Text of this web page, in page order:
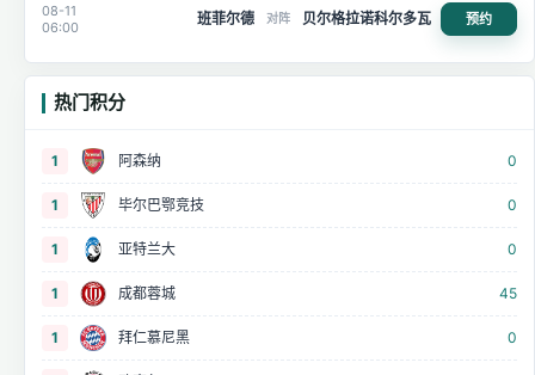
08-11
06:00
班菲尔德 对阵 贝尔格拉诺科尔多瓦 预约
热门积分
1 阿森纳 0
1 毕尔巴鄂竞技 0
1 亚特兰大 0
1 成都蓉城 45
1 拜仁慕尼黑 0